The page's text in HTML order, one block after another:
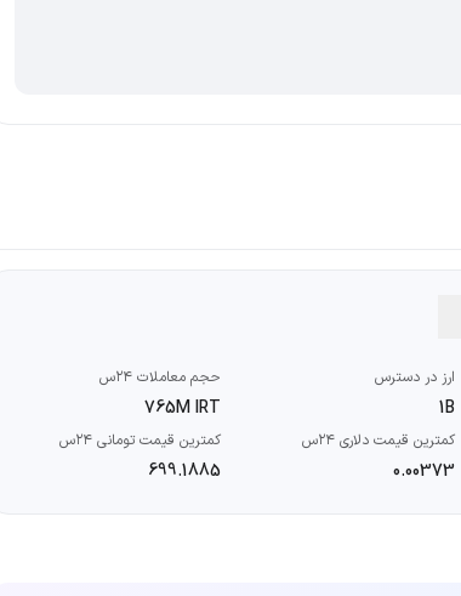
ارز در دسترس
1B
حجم معاملات ۲۴س
765M IRT
کمترین قیمت دلاری ۲۴س
0.00373
کمترین قیمت تومانی ۲۴س
699.1885